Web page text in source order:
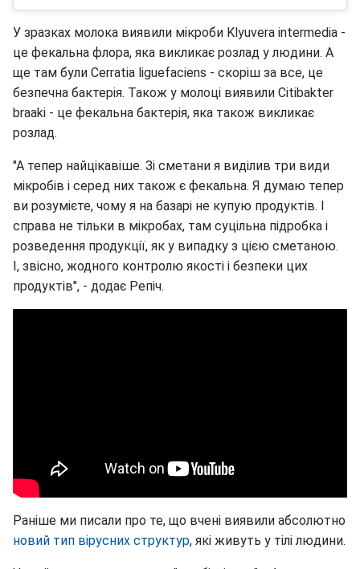
У зразках молока виявили мікроби Klyuvera intermedia -
це фекальна флора, яка викликає розлад у людини. А
ще там були Cerratia liguefaciens - скоріш за все, це
безпечна бактерія. Також у молоці виявили Citibakter
braaki - це фекальна бактерія, яка також викликає
розлад.
"А тепер найцікавіше. Зі сметани я виділив три види
мікробів і серед них також є фекальна. Я думаю тепер
ви розумієте, чому я на базарі не купую продуктів. І
справа не тільки в мікробах, там суцільна підробка і
розведення продукції, як у випадку з цією сметаною.
І, звісно, жодного контролю якості і безпеки цих
продуктів", - додає Репіч.
Раніше ми писали про те, що вчені виявили абсолютно
новий тип вірусних структур, які живуть у тілі людини.